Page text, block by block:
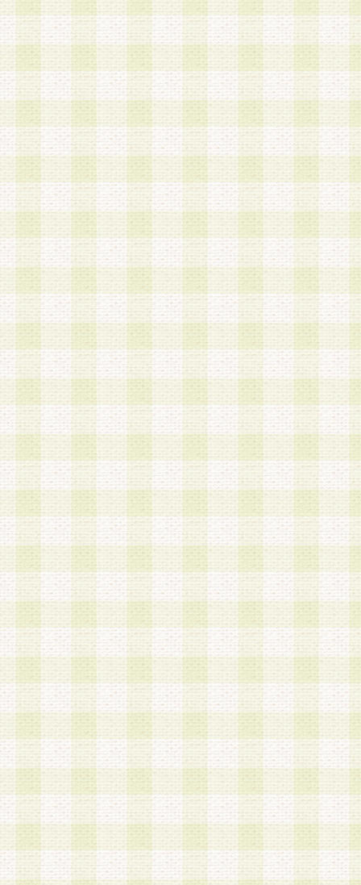
a.既に登録されている会員と同一のメールアドレ
録する場合
b.本サービスと同様のサービスを提供している企
業に従事していると思われる本人またはその家族
場合
c.その他当社が不適切と判断する場合
2.当社は、会員登録希望者を会員として承認する
した 場合、会員登録希望者による会員登録手続
による承認後の場合であっても、会員登録の取り
の抹消を、当社が適切と判 断する方法・手段に
とができるものとします。
3.会員登録希望者が18歳未満、成年被後見人、被
人 である場合は、親権者などの法定代理人の同
録を行うものとします。なお、義務教育学齢に該
者については、登録時に 当社が別途定める方法
権者による承認手続きを行うものとします。
第3条 会員の登録方法
1.会員登録手続きは、会員登録希望者本人が行う
る登録は一切認められないものとします。
2.会員登録希望者は、本規約に同意の後、当社指
画 面」において、当社が指定する必要事項を入
を行うものとします。当社は、会員登録を承認し
会員として本サービスを 受けるためのログイン
を付与します。
3.会員は、会員登録の際に申告する登録情報の全
いかなる虚偽の申告をも行ってはならないものと
4.会員は、複数のログインＩＤおよびパスワード
いものとします。
第4条 ログインIDおよびパスワードの管理
1.会員は、会員登録後、本サイト内にて本サービ
加する際には、前条に基づき当社から付与された
スワードを使用するものとします。
2.登録の際に当社が付与したログインIDおよびパ
の使用に関しては、全て会員本人がその責任を負
3.会員は、当社から付与されたログインIDおよび
貸与、名義変更、売買その他形態を問わず第三者
ならないものとします。